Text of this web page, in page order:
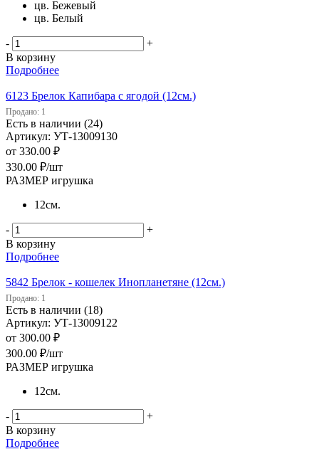
цв. Бежевый
цв. Белый
-
+
В корзину
Подробнее
6123 Брелок Капибара с ягодой (12см.)
Продано: 1
Есть в наличии (24)
Артикул: УТ-13009130
от 330.00 ₽
330.00 ₽/шт
РАЗМЕР игрушка
12см.
-
+
В корзину
Подробнее
5842 Брелок - кошелек Инопланетяне (12см.)
Продано: 1
Есть в наличии (18)
Артикул: УТ-13009122
от 300.00 ₽
300.00 ₽/шт
РАЗМЕР игрушка
12см.
-
+
В корзину
Подробнее